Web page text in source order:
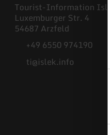
Tourist-Information Islek
Luxemburger Str. 4
54687 Arzfeld
+49 6550 974190
ti@islek.info